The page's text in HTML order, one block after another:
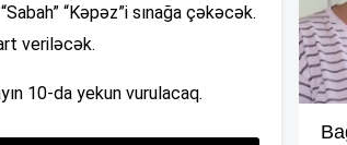
“Kəpəz”i sınağa çəkəcək.
veriləcək.
10-da yekun vurulacaq.
ildə ümumilikdə 16 dəfə